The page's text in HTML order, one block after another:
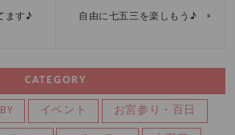
ます♪ 自由に七五三を楽しもう♪ »
CATEGORY
イベント お宮参り・百日